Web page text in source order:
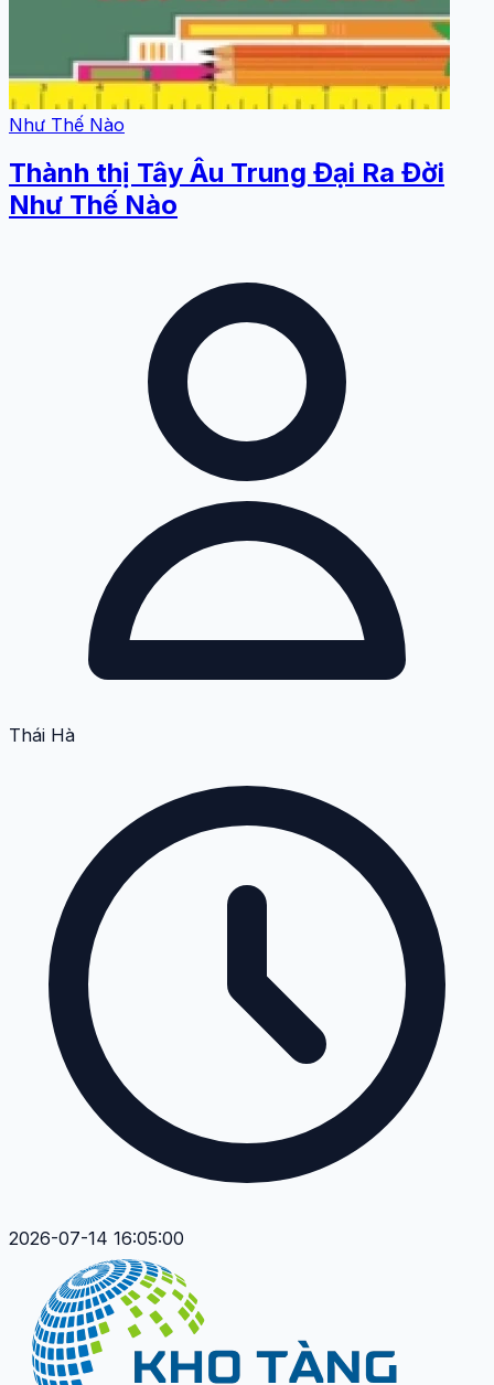
Như Thế Nào
Thành thị Tây Âu Trung Đại Ra Đời
Như Thế Nào
Thái Hà
2026-07-14 16:05:00